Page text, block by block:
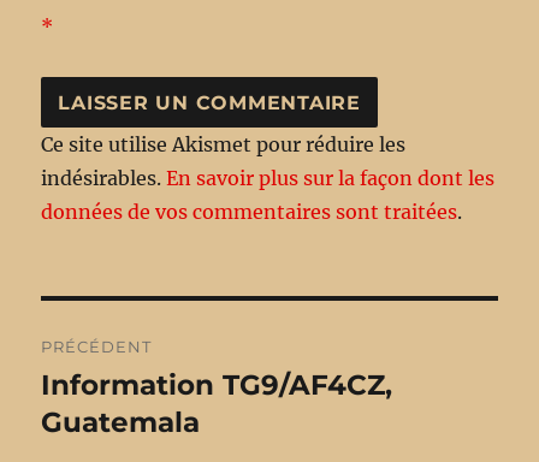
*
Ce site utilise Akismet pour réduire les
indésirables.En savoir plus sur la façon dont les
données de vos commentaires sont traitées.
de
l’article
PRÉCÉDENT
Publication
précédente :
Information TG9/AF4CZ,
Guatemala